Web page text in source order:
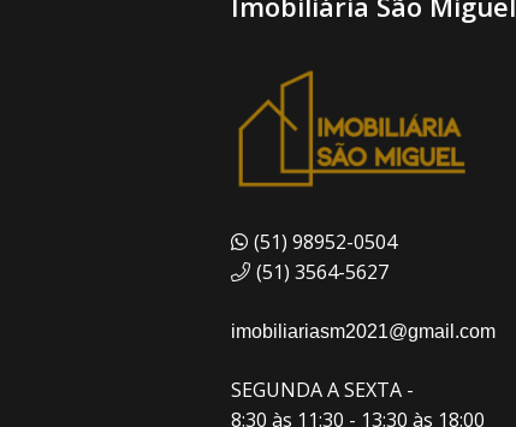
(51) 98952-0504
(51) 3564-5627
imobiliariasm2021@gmail.com
SEGUNDA A SEXTA -
8:30 às 11:30 - 13:30 às 18:00